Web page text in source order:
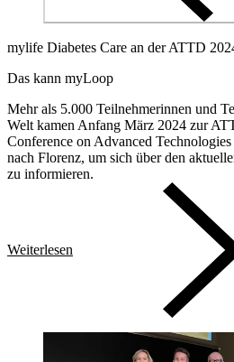
mylife Diabetes Care an der ATTD
Das kann myLoop
Mehr als 5.000 Teilnehmerinnen und
Welt kamen Anfang März 2024 zur
Conference on Advanced
nach Florenz, um sich über den
zu informieren.
Weiterlesen